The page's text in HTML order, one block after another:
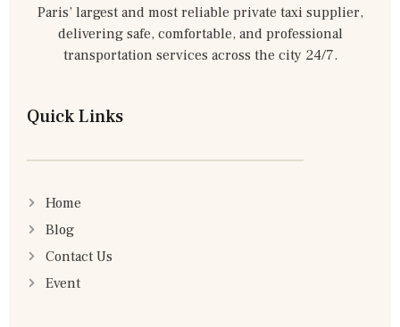
Paris’ largest and most reliable private taxi supplier,
delivering safe, comfortable, and professional
transportation services across the city 24/7.
Quick Links
Home
Blog
Contact Us
Event